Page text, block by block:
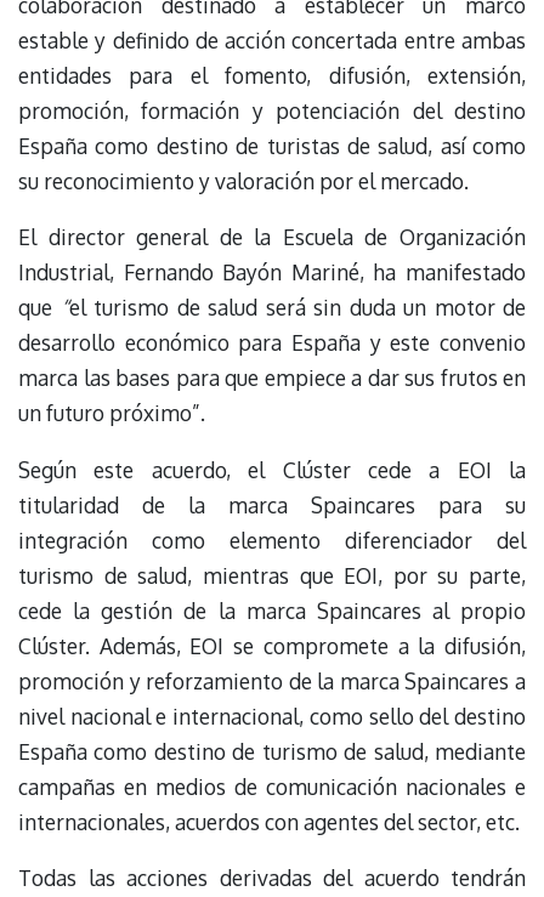
estable y definido de acción concertada entre ambas
entidades para el fomento, difusión, extensión,
promoción, formación y potenciación del destino
España como destino de turistas de salud, así como
su reconocimiento y valoración por el mercado.
El director general de la Escuela de Organización
Industrial, Fernando Bayón Mariné, ha manifestado
que “el turismo de salud será sin duda un motor de
desarrollo económico para España y este convenio
marca las bases para que empiece a dar sus frutos en
un futuro próximo”.
Según este acuerdo, el Clúster cede a EOI la
titularidad de la marca Spaincares para su
integración como elemento diferenciador del
turismo de salud, mientras que EOI, por su parte,
cede la gestión de la marca Spaincares al propio
Clúster. Además, EOI se compromete a la difusión,
promoción y reforzamiento de la marca Spaincares a
nivel nacional e internacional, como sello del destino
España como destino de turismo de salud, mediante
campañas en medios de comunicación nacionales e
internacionales, acuerdos con agentes del sector, etc.
Todas las acciones derivadas del acuerdo tendrán